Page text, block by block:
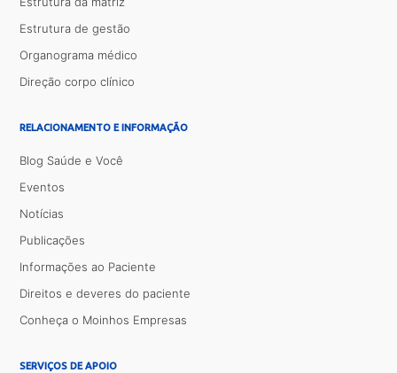
Estrutura de gestão
Organograma médico
Direção corpo clínico
RELACIONAMENTO E INFORMAÇÃO
Blog Saúde e Você
Eventos
Notícias
Publicações
Informações ao Paciente
Direitos e deveres do paciente
Conheça o Moinhos Empresas
SERVIÇOS DE APOIO